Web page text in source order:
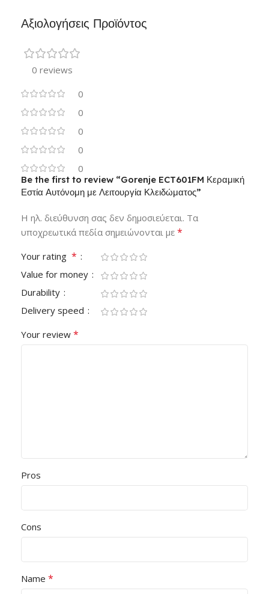
Αξιολογήσεις Προϊόντος
0 reviews
0
0
0
0
0
Be the first to review “Gorenje ECT601FM Κεραμική
Εστία Αυτόνομη με Λειτουργία Κλειδώματος”
Η ηλ. διεύθυνση σας δεν δημοσιεύεται. Τα
υποχρεωτικά πεδία σημειώνονται με *
Your rating *
Value for money
Durability
Delivery speed
Your review *
Pros
Cons
Name *